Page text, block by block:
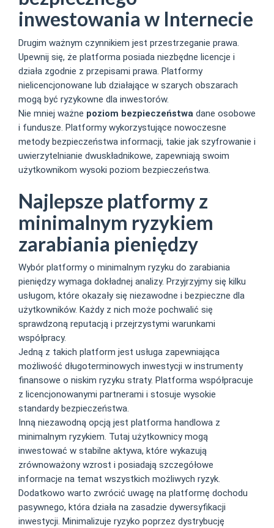
inwestowania w Internecie
Drugim ważnym czynnikiem jest przestrzeganie prawa.
Upewnij się, że platforma posiada niezbędne licencje i
działa zgodnie z przepisami prawa. Platformy
nielicencjonowane lub działające w szarych obszarach
mogą być ryzykowne dla inwestorów.
Nie mniej ważne poziom bezpieczeństwa dane osobowe
i fundusze. Platformy wykorzystujące nowoczesne
metody bezpieczeństwa informacji, takie jak szyfrowanie i
uwierzytelnianie dwuskładnikowe, zapewniają swoim
użytkownikom wysoki poziom bezpieczeństwa.
Najlepsze platformy z
minimalnym ryzykiem
zarabiania pieniędzy
Wybór platformy o minimalnym ryzyku do zarabiania
pieniędzy wymaga dokładnej analizy. Przyjrzyjmy się kilku
usługom, które okazały się niezawodne i bezpieczne dla
użytkowników. Każdy z nich może pochwalić się
sprawdzoną reputacją i przejrzystymi warunkami
współpracy.
Jedną z takich platform jest usługa zapewniająca
możliwość długoterminowych inwestycji w instrumenty
finansowe o niskim ryzyku straty. Platforma współpracuje
z licencjonowanymi partnerami i stosuje wysokie
standardy bezpieczeństwa.
Inną niezawodną opcją jest platforma handlowa z
minimalnym ryzykiem. Tutaj użytkownicy mogą
inwestować w stabilne aktywa, które wykazują
zrównoważony wzrost i posiadają szczegółowe
informacje na temat wszystkich możliwych ryzyk.
Dodatkowo warto zwrócić uwagę na platformę dochodu
pasywnego, która działa na zasadzie dywersyfikacji
inwestycji. Minimalizuje ryzyko poprzez dystrybucję